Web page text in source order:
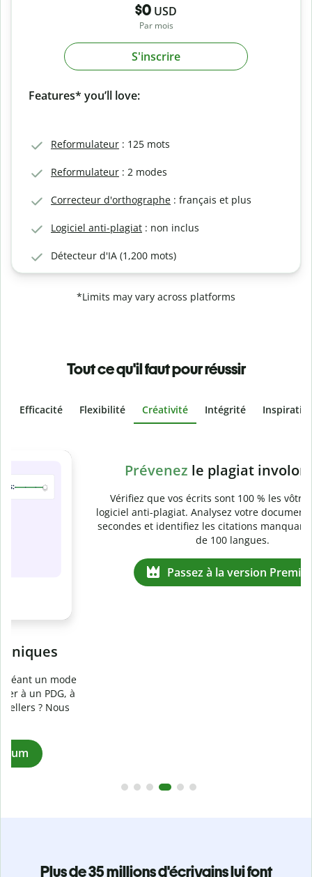
$0 USD
Par mois
S'inscrire
Features* you’ll love:
Reformulateur : 125 mots
Reformulateur : 2 modes
Correcteur d'orthographe : français et plus
Logiciel anti-plagiat : non inclus
Détecteur d'IA (1,200 mots)
*Limits may vary across platforms
Tout ce qu'il faut pour réussir
Efficacité Flexibilité Créativité Intégrité
Prévenez
Vérifiez que vos écrits sont 100 % les vôtres grâce au
logiciel anti-plagiat. Analysez votre document en quelques
secondes et identifiez les citations manquantes dans plus
Plus de 35 millions d'écrivains lui font